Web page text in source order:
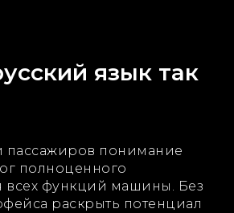
язык так
пассажиров понимание
полноценного
всех функций машины. Без
раскрыть потенциал